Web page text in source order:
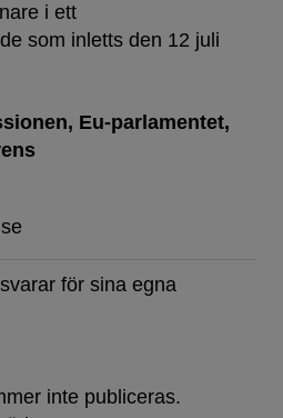
i ett
som inletts den 12 juli
Eu-parlamentet
för sina egna
inte publiceras.